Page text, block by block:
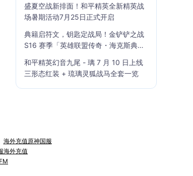
盛夏空战新排面！和平精英全新精英战
场暑期活动7月25日正式开启
典籍启符文，钥匙定战局！金铲铲之战
S16 赛季「英雄联盟传奇・海克斯典
和平精英幻音九尾 - 璃 7 月 10 日上线
三形态红装 + 琉璃灵狐战马全套一览
海外充值原神国服
海外充值